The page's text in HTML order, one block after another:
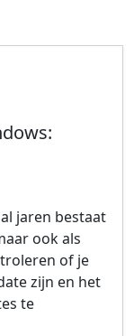
jaren bestaat
ook als
of je
zijn en het
te